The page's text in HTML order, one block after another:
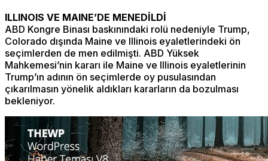
ILLINOIS VE MAINE’DE MENEDİLDİ
ABD Kongre Binası baskınındaki rolü nedeniyle Trump,
Colorado dışında Maine ve Illinois eyaletlerindeki ön
seçimlerden de men edilmişti. ABD Yüksek
Mahkemesi’nin kararı ile Maine ve Illinois eyaletlerinin
Trump’ın adının ön seçimlerde oy pusulasından
çıkarılmasın yönelik aldıkları kararların da bozulması
bekleniyor.